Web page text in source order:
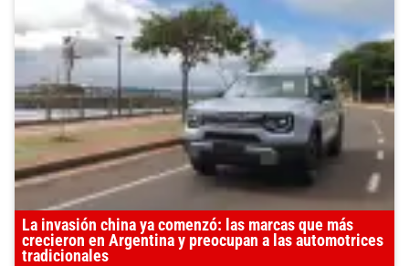
La invasión china ya comenzó: las marcas que más
crecieron en Argentina y preocupan a las automotrices
tradicionales